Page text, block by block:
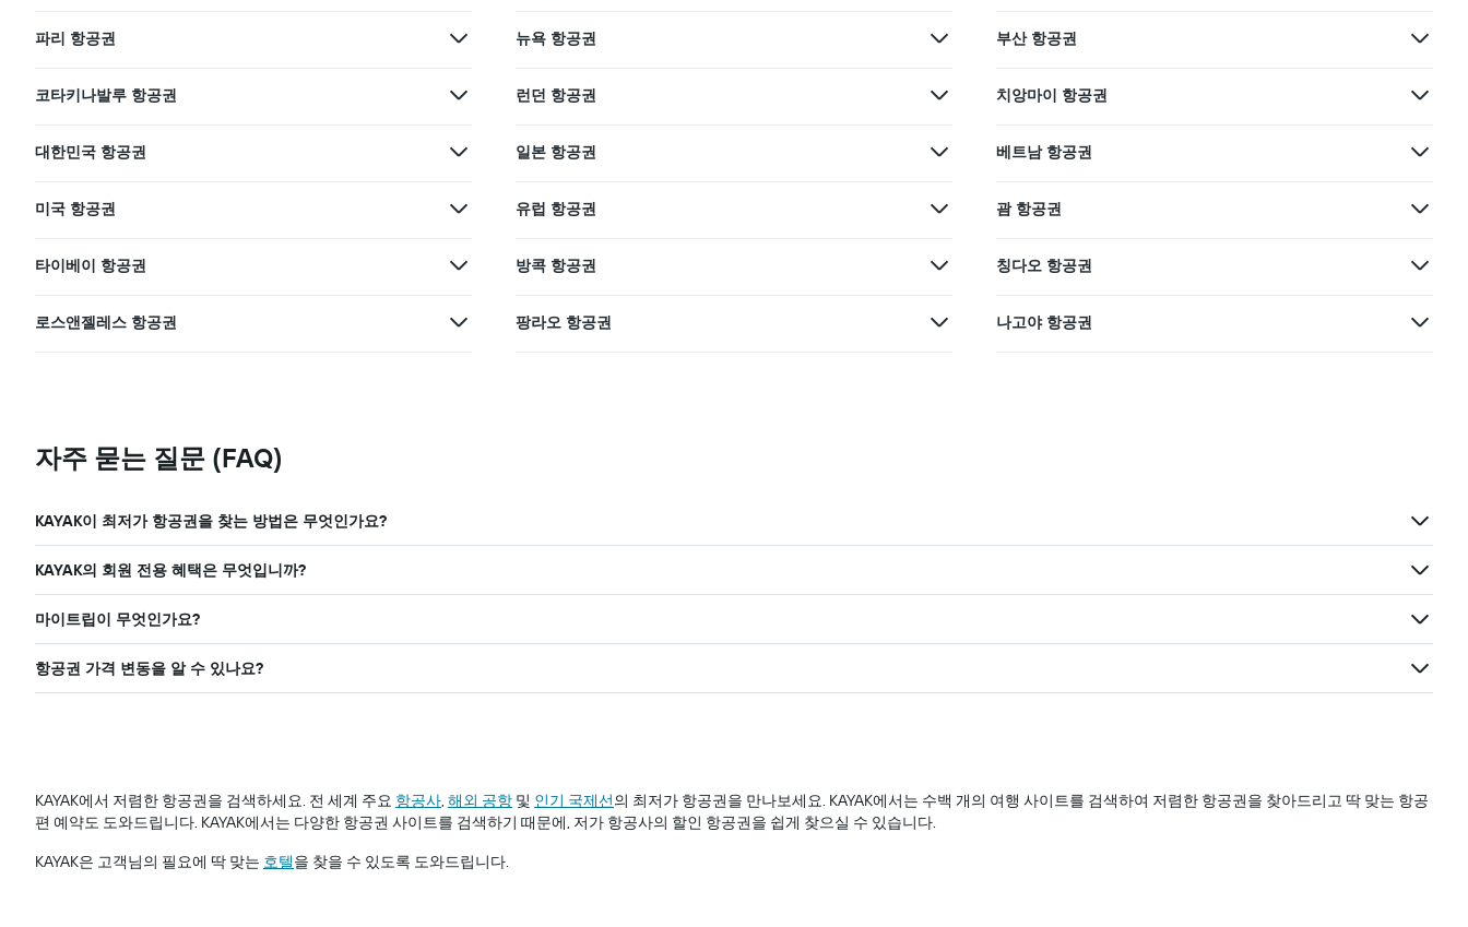
파리 항공권
코타키나발루 항공권
대한민국 항공권
미국 항공권
타이베이 항공권
로스앤젤레스 항공권
뉴욕 항공권
런던 항공권
일본 항공권
유럽 항공권
방콕 항공권
팡라오 항공권
부산 항공권
치앙마이 항공권
베트남 항공권
괌 항공권
칭다오 항공권
나고야 항공권
자주 묻는 질문 (FAQ)
KAYAK이 최저가 항공권을 찾는 방법은 무엇인가요?
KAYAK의 회원 전용 혜택은 무엇입니까?
마이트립이 무엇인가요?
항공권 가격 변동을 알 수 있나요?
KAYAK에서 저렴한 항공권을 검색하세요. 전 세계 주요 항공사, ​해외 공항 ​및 인기 국제선의 최저가 항공권을 만나보세요. KAYAK에서는 수백 개의 여행 사이트를 검색하여 저렴한 항공권을 찾아드리고 딱 맞는 항공
편 예약도 도와드립니다. KAYAK에서는 다양한 항공권 사이트를 검색하기 때문에, 저가 항공사의 할인 항공권을 쉽게 찾으실 수 있습니다.
KAYAK은 고객님의 필요에 딱 맞는 호텔을 찾을 수 있도록 도와드립니다.